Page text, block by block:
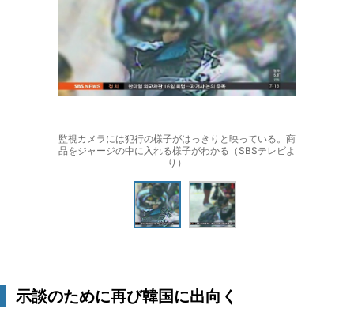
監視カメラには犯行の様子がはっきりと映っている。商
品をジャージの中に入れる様子がわかる（SBSテレビよ
り）
示談のために再び韓国に出向く